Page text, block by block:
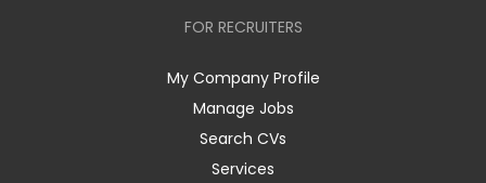
FOR RECRUITERS
My Company Profile
Manage Jobs
Search CVs
Services